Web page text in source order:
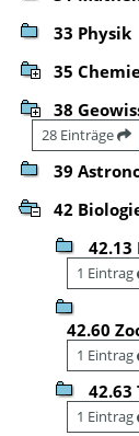
33 Physik
35
38
28 Einträge
39
42
1 Eintrag
42.60
1 Eintrag
1 Eintrag